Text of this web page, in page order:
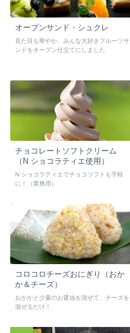
オープンサンド・シュクレ
見た目も華やか、みんな大好きフルーツサ
ンドをオープン仕立てにしました
チョコレートソフトクリーム
（N ショコラティエ使用）
N ショコラティエでチョコソフトも手軽
に！（業務用）
コロコロチーズおにぎり（おか
か＆チーズ）
おかかと少量のお醤油を混ぜて、チーズを
混ぜるだけ！